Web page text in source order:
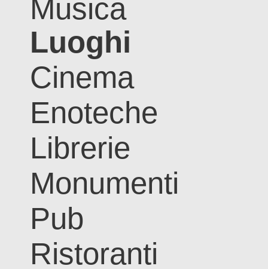
Musica
Luoghi
Cinema
Enoteche
Librerie
Monumenti
Pub
Ristoranti